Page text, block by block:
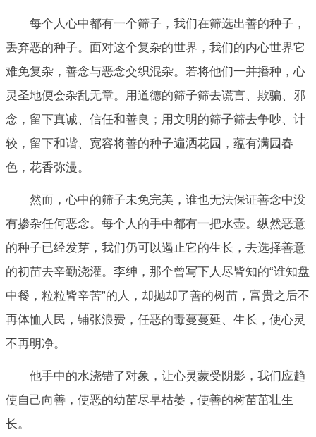
每个人心中都有一个筛子，我们在筛选出善的种子，
丢弃恶的种子。面对这个复杂的世界，我们的内心世界它
难免复杂，善念与恶念交织混杂。若将他们一并播种，心
灵圣地便会杂乱无章。用道德的筛子筛去谎言、欺骗、邪
念，留下真诚、信任和善良；用文明的筛子筛去争吵、计
较，留下和谐、宽容将善的种子遍洒花园，蕴有满园春
色，花香弥漫。
然而，心中的筛子未免完美，谁也无法保证善念中没
有掺杂任何恶念。每个人的手中都有一把水壶。纵然恶意
的种子已经发芽，我们仍可以遏止它的生长，去选择善意
的初苗去辛勤浇灌。李绅，那个曾写下人尽皆知的“谁知盘
中餐，粒粒皆辛苦”的人，却抛却了善的树苗，富贵之后不
再体恤人民，铺张浪费，任恶的毒蔓蔓延、生长，使心灵
不再明净。
他手中的水浇错了对象，让心灵蒙受阴影，我们应趋
使自己向善，使恶的幼苗尽早枯萎，使善的树苗茁壮生
长。